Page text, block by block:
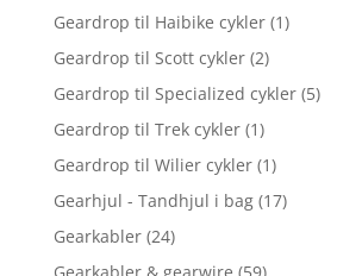
Geardrop til Haibike cykler (1)
Geardrop til Scott cykler (2)
Geardrop til Specialized cykler (5)
Geardrop til Trek cykler (1)
Geardrop til Wilier cykler (1)
Gearhjul - Tandhjul i bag (17)
Gearkabler (24)